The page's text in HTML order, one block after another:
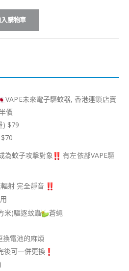
購物車
VAPE未來電子驅蚊器, 香港連鎖店賣
價
) $79
為蚊子攻擊對象
有左依部VAPE驅
射 完全靜音
米)驅逐蚊蟲
蒼蠅
換電池的麻煩
後可一併更換